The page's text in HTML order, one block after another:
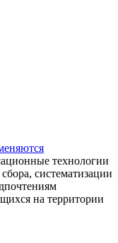
технологии
систематизации
на территории